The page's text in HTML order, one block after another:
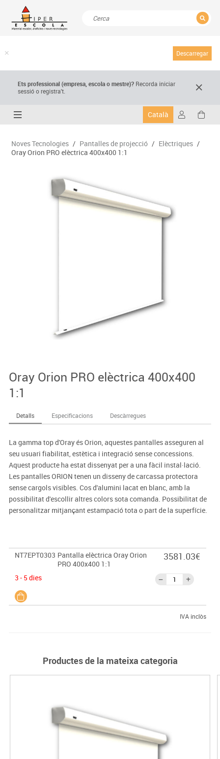
Descarregar
Ets professional (empresa,escola o mestre)? Recorda iniciar
sessió o registra't.
Català
Noves Tecnologies / Pantalles de projecció / Elèctriques /
Oray Orion PRO elèctrica 400x400 1:1
Oray Orion PRO elèctrica 400x400
1:1
Detalls Especificacions Descàrregues
La gamma top d'Oray és Orion, aquestes pantalles asseguren al
seu usuari fiabilitat, estètica i integració sense concessions.
Aquest producte ha estat dissenyat per a una fàcil instal·lació.
Les pantalles ORION tenen un disseny de carcassa protectora
sense cargols visibles. Cos d'alumini lacat en blanc, amb la
possibilitat d'escollir altres colors sota comanda. Possibilitat de
personalitzar mitjançant estampació tota o part de la superfície.
NT7EPT0303 Pantalla elèctrica Oray Orion
PRO 400x400 1:1
3 - 5 dies
3581.03€
IVA inclòs
Productes de la mateixa categoria